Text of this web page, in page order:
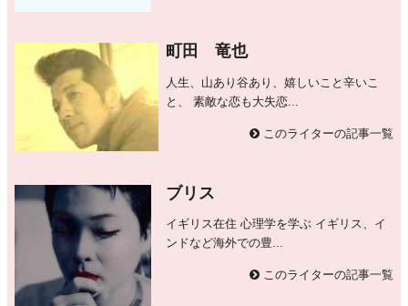
町田 竜也
人生、山あり谷あり、嬉しいこと辛いこ
と、 素敵な恋も大失恋...
このライターの記事一覧
ブリス
イギリス在住 心理学を学ぶ イギリス、イ
ンドなど海外での豊...
このライターの記事一覧